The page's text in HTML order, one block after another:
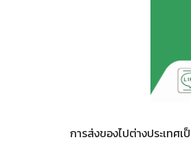
การส่งของไปต่างประเทศ